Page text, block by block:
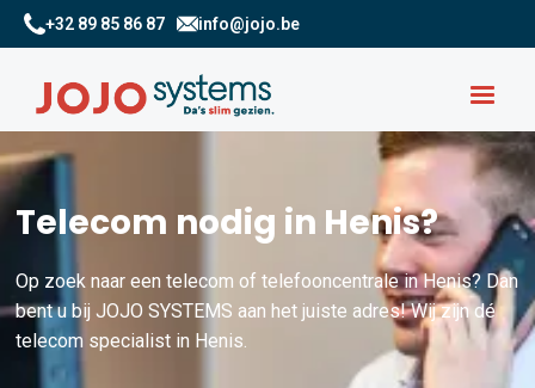
+32 89 85 86 87 info@jojo.be
Telecom nodig in Henis?
Op zoek naar een telecom of telefooncentrale in Henis? Dan
bent u bij JOJO SYSTEMS aan het juiste adres! Wij zijn dé
telecom specialist in Henis.